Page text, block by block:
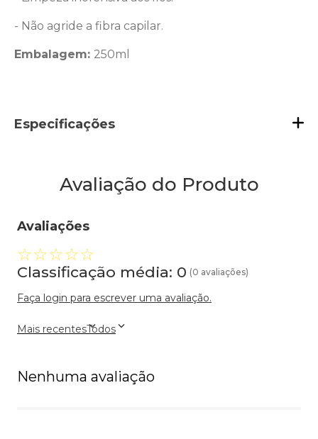
- Não agride a fibra capilar.
Embalagem: 250ml
Especificações
Avaliação do Produto
Avaliações
☆☆☆☆☆
Classificação média: 0 (0 avaliações)
Faça login para escrever uma avaliação.
Mais recentesTodos
Nenhuma avaliação